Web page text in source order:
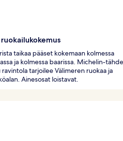
taikaa pääset kokemaan kolmessa
ja kolmessa baarissa. Michelin-
tarjoilee Välimeren ruokaa ja
Ainesosat loistavat.